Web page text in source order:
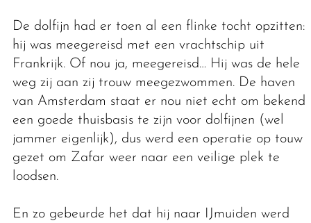
De dolfijn had er toen al een flinke tocht opzitten:
hij was meegereisd met een vrachtschip uit
Frankrijk. Of nou ja, meegereisd… Hij was de hele
weg zij aan zij trouw meegezwommen. De haven
van Amsterdam staat er nou niet echt om bekend
een goede thuisbasis te zijn voor dolfijnen (wel
jammer eigenlijk), dus werd een operatie op touw
gezet om Zafar weer naar een veilige plek te
loodsen.
En zo gebeurde het dat hij naar IJmuiden werd